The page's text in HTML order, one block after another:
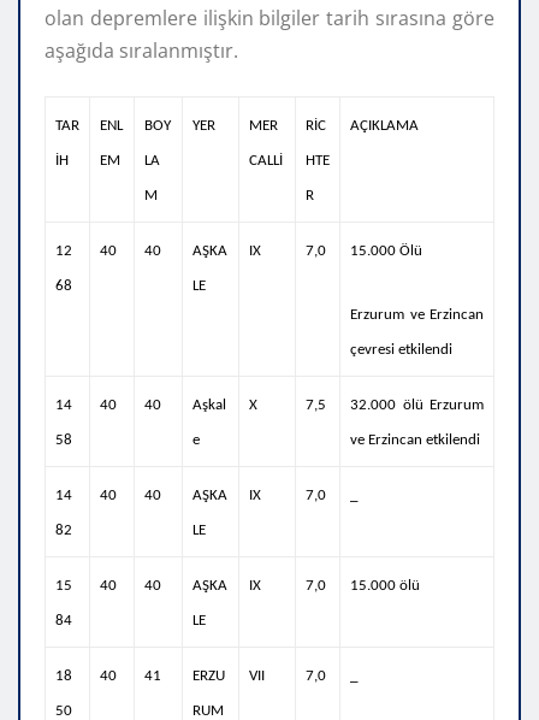
olan depremlere ilişkin bilgiler tarih sırasına göre
aşağıda sıralanmıştır.
TAR
İH
ENL
EM
BOY
LA
M
YER MER
CALLİ
RİC
HTE
R
AÇIKLAMA
12
68
40 40 AŞKA
LE
IX 7,0 15.000 Ölü
Erzurum ve Erzincan
çevresi etkilendi
14
58
40 40 Aşkal
e
X 7,5 32.000 ölü Erzurum
ve Erzincan etkilendi
14
82
40 40 AŞKA
LE
IX 7,0
15
84
40 40 AŞKA
LE
IX 7,0 15.000 ölü
18
50
40 41 ERZU
RUM
VII 7,0